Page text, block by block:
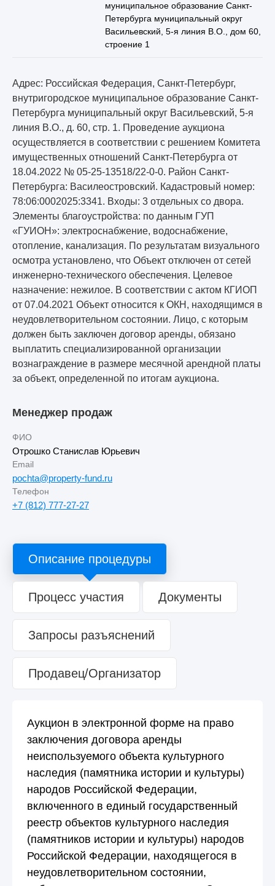
муниципальное образование Санкт-
Петербурга муниципальный округ
Васильевский, 5-я линия В.О., дом 60,
строение 1
Адрес: Российская Федерация, Санкт-Петербург,
внутригородское муниципальное образование Санкт-
Петербурга муниципальный округ Васильевский, 5-я
линия В.О., д. 60, стр. 1. Проведение аукциона
осуществляется в соответствии с решением Комитета
имущественных отношений Санкт-Петербурга от
18.04.2022 № 05-25-13518/22-0-0. Район Санкт-
Петербурга: Василеостровский. Кадастровый номер:
78:06:0002025:3341. Входы: 3 отдельных со двора.
Элементы благоустройства: по данным ГУП
«ГУИОН»: электроснабжение, водоснабжение,
отопление, канализация. По результатам визуального
осмотра установлено, что Объект отключен от сетей
инженерно-технического обеспечения. Целевое
назначение: нежилое. В соответствии с актом КГИОП
от 07.04.2021 Объект относится к ОКН, находящимся в
неудовлетворительном состоянии. Лицо, с которым
должен быть заключен договор аренды, обязано
выплатить специализированной организации
вознаграждение в размере месячной арендной платы
за объект, определенной по итогам аукциона.
Менеджер продаж
ФИО
Отрошко Станислав Юрьевич
Email
pochta@property-fund.ru
Телефон
+7 (812) 777-27-27
Описание процедуры
Процесс участия Документы
Запросы разъяснений
Продавец/Организатор
Аукцион в электронной форме на право
заключения договора аренды
неиспользуемого объекта культурного
наследия (памятника истории и культуры)
народов Российской Федерации,
включенного в единый государственный
реестр объектов культурного наследия
(памятников истории и культуры) народов
Российской Федерации, находящегося в
неудовлетворительном состоянии,